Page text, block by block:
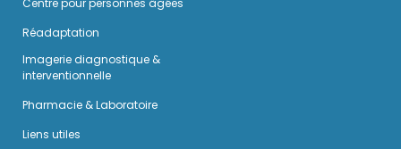
Centre pour personnes âgées
Réadaptation
Imagerie diagnostique &
interventionnelle
Pharmacie & Laboratoire
Liens utiles